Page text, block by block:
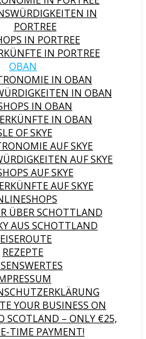
IN
PORTREE
IN PORTREE
IN PORTREE
OBAN
IN OBAN
IN OBAN
IN OBAN
IN OBAN
OF SKYE
AUF SKYE
AUF SKYE
AUF SKYE
AUF SKYE
ÜBER SCHOTTLAND
AUS SCHOTTLAND
REZEPTE
YOUR BUSINESS ON
SCOTLAND – ONLY €25,
TIME PAYMENT!